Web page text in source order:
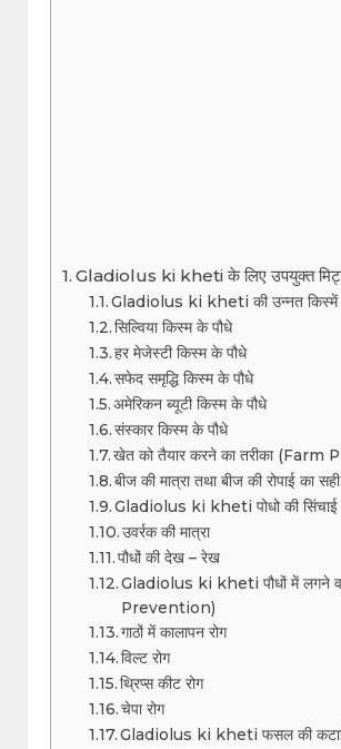
Gladiolus ki kheti के लिए उपयुक्त
Gladiolus ki kheti की उन्नत
सिल्विया किस्म के पौधे
हर मेजेस्टी किस्म के पौधे
सफेद समृद्धि किस्म के पौधे
अमेरिकन ब्यूटी किस्म के पौधे
संस्कार किस्म के पौधे
खेत को तैयार करने का तरीका
बीज की मात्रा तथा बीज की रोपाई का
Gladiolus ki kheti पोधो की
उवर्रक की मात्रा
पौधों की देख – रेख
Gladiolus ki kheti पौधों में लगने
Prevention)
गाठों में कालापन रोग
विल्ट रोग
थ्रिप्स कीट रोग
चेपा रोग
Gladiolus ki kheti फसल की